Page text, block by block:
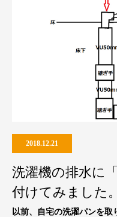
2018.12.21
洗濯機の排水に
付けてみました。
以前、自宅の洗濯パンを取